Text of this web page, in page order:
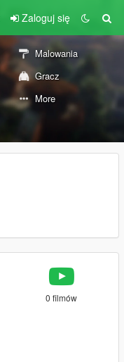
Zaloguj się
Malowania
Gracz
More
0 filmów